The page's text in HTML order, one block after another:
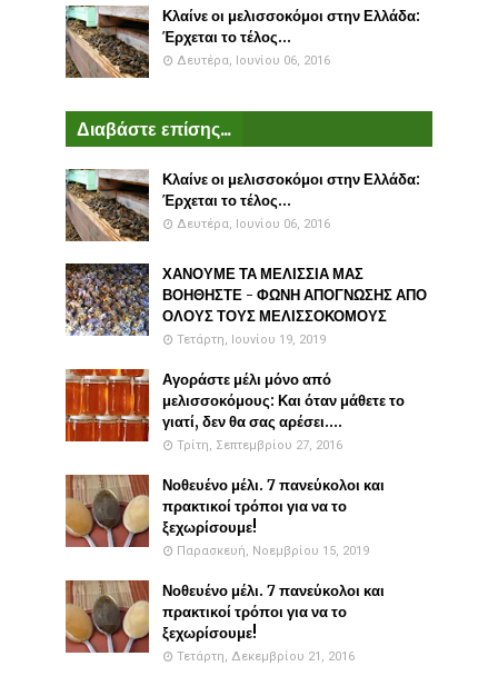
Κλαίνε οι μελισσοκόμοι στην Ελλάδα:
Έρχεται το τέλος...
Δευτέρα, Ιουνίου 06, 2016
Διαβάστε επίσης...
Κλαίνε οι μελισσοκόμοι στην Ελλάδα:
Έρχεται το τέλος...
Δευτέρα, Ιουνίου 06, 2016
ΧΑΝΟΥΜΕ ΤΑ ΜΕΛΙΣΣΙΑ ΜΑΣ
ΒΟΗΘΗΣΤΕ - ΦΩΝΗ ΑΠΟΓΝΩΣΗΣ ΑΠΟ
ΟΛΟΥΣ ΤΟΥΣ ΜΕΛΙΣΣΟΚΟΜΟΥΣ
Τετάρτη, Ιουνίου 19, 2019
Αγοράστε μέλι μόνο από
μελισσοκόμους: Και όταν μάθετε το
γιατί, δεν θα σας αρέσει....
Τρίτη, Σεπτεμβρίου 27, 2016
Νοθευένο μέλι. 7 πανεύκολοι και
πρακτικοί τρόποι για να το
ξεχωρίσουμε!
Παρασκευή, Νοεμβρίου 15, 2019
Νοθευένο μέλι. 7 πανεύκολοι και
πρακτικοί τρόποι για να το
ξεχωρίσουμε!
Τετάρτη, Δεκεμβρίου 21, 2016